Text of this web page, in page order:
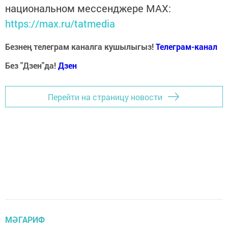
национальном мессенджере MАХ:
https://max.ru/tatmedia
Безнең телеграм каналга кушылыгыз!Телеграм-канал
Без "Дзен"да!Дзен
Перейти на страницу новости
МӘГАРИФ